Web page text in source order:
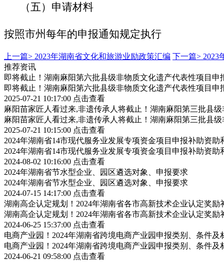
（五）申请材料
按照市州每年的申报通知规定执行
上一篇> 2023年湖南省文化和旅游业励政策汇编 下一篇> 2023
推荐资讯
即将截止！湖南麻阳第六批县级非物质文化遗产代表性项目
即将截止！湖南麻阳第六批县级非物质文化遗产代表性项目
2025-07-21 10:17:00 点击查看
麻阳苗家匠人看过来,非遗传承人将截止！湖南麻阳第三批县
麻阳苗家匠人看过来,非遗传承人将截止！湖南麻阳第三批县
2025-07-21 10:15:00 点击查看
2024年湖南省14市现代服务业发展专项资金项目申报补助资
2024年湖南省14市现代服务业发展专项资金项目申报补助资
2024-08-02 10:16:00 点击查看
2024年湖南省节水型企业、园区遴选对象、申报要求
2024年湖南省节水型企业、园区遴选对象、申报要求
2024-07-15 14:17:00 点击查看
湖南高企认定规划！2024年湖南省各市高新技术企业认定奖
湖南高企认定规划！2024年湖南省各市高新技术企业认定奖
2024-06-25 15:37:00 点击查看
电商产业园！2024年湖南省跨境电商产业园申报类别、条件及
电商产业园！2024年湖南省跨境电商产业园申报类别、条件及
2024-06-21 09:58:00 点击查看